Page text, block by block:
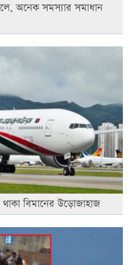
অনেক সমস্যার সমাধান
বিমানের উড়োজাহাজ